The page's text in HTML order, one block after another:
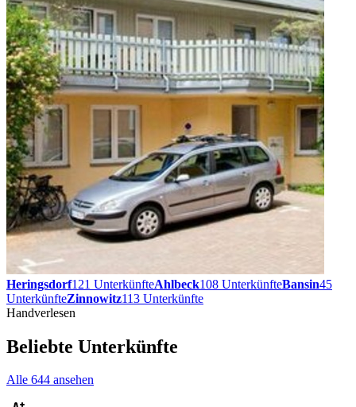
Heringsdorf121 UnterkünfteAhlbeck108 UnterkünfteBansin45
UnterkünfteZinnowitz113 Unterkünfte
Handverlesen
Beliebte Unterkünfte
Alle 644 ansehen